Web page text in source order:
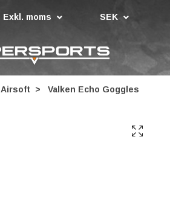
Exkl. moms SEK
Airsoft Valken Echo Goggles